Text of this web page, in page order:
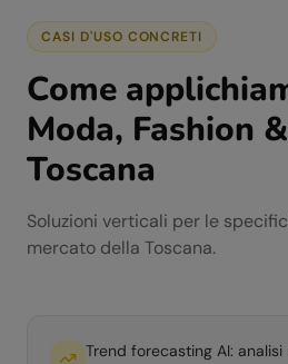
CASI D'USO CONCRETI
Come
Moda, Fashion
Toscana
Soluzioni verticali per le
mercato della Toscana.
Trend forecasting AI: